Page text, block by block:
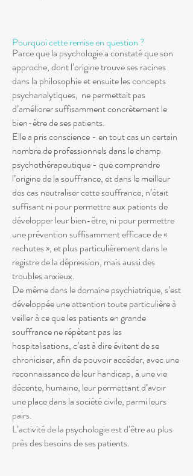
Pourquoi cette remise en question ?
Parce que la psychologie a constaté que son
approche, dont l’origine trouve ses racines
dans la philosophie et ensuite les concepts
psychanalytiques, ne permettait pas
d’améliorer suffisamment concrètement le
bien-être de ses patients.
Elle a pris conscience - en tout cas un certain
nombre de professionnels dans le champ
psychothérapeutique - que comprendre
l’origine de la souffrance, et dans le meilleur
des cas neutraliser cette souffrance, n’était
suffisant ni pour permettre aux patients de
développer leur bien-être, ni pour permettre
une prévention suffisamment efficace de «
rechutes », et plus particulièrement dans le
registre de la dépression, mais aussi des
troubles anxieux.
De même dans le domaine psychiatrique, s’est
développée une attention toute particulière à
veiller à ce que les patients en grande
souffrance ne répètent pas les
hospitalisations, c’est à dire évitent de se
chroniciser, afin de pouvoir accéder, avec une
reconnaissance de leur handicap, à une vie
décente, humaine, leur permettant d’avoir
une place dans la société civile, parmi leurs
pairs.
L’activité de la psychologie est d’être au plus
près des besoins de ses patients.